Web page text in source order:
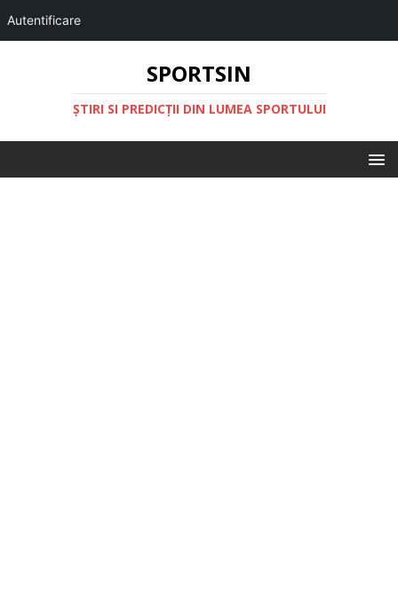
Autentificare
SPORTSIN
ŞTIRI SI PREDICŢII DIN LUMEA SPORTULUI